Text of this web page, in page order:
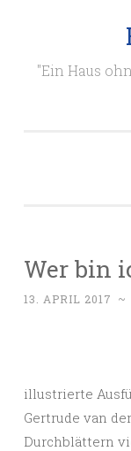
"Ein Haus
Wer bin
13. APRIL 2017 ~
illustrierte
Gertrude van
Durchblättern